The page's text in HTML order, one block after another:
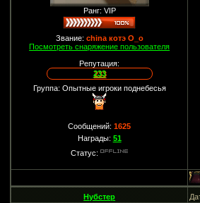
Ранг: VIP
Звание: china котэ О_о
Посмотреть снаряжение пользователя
Репутация:
233
Группа: Опытные игроки поднебесья
Сообщений:1625
Награды: 51
Статус:
Нубстер